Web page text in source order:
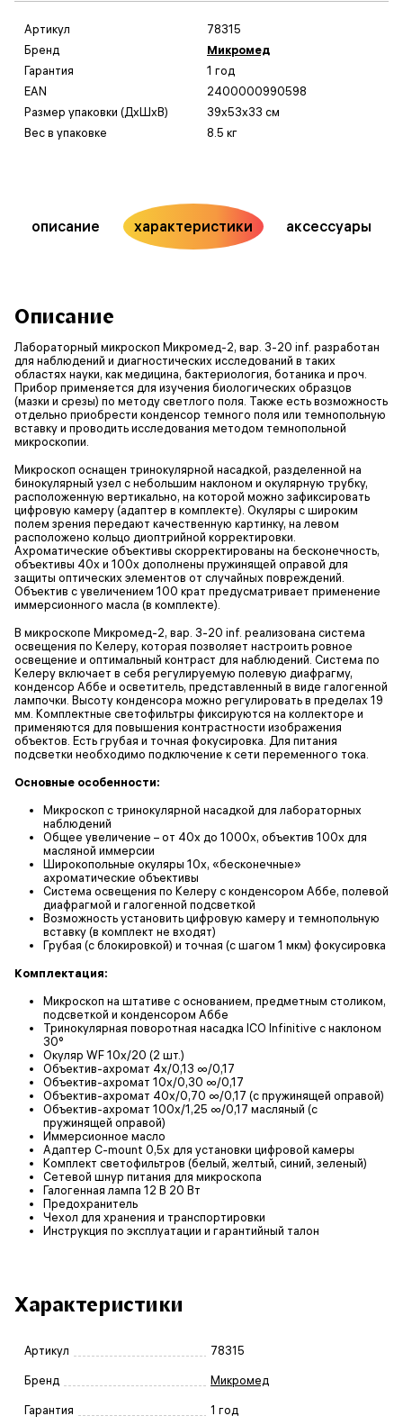
Артикул
78315
Бренд
Микромед
Гарантия
1 год
EAN
2400000990598
Размер упаковки (ДxШxВ)
39x53x33 см
Вес в упаковке
8.5 кг
описание характеристики аксессуары
Описание
Лабораторный микроскоп Микромед-2, вар. 3-20 inf. разработан
для наблюдений и диагностических исследований в таких
областях науки, как медицина, бактериология, ботаника и проч.
Прибор применяется для изучения биологических образцов
(мазки и срезы) по методу светлого поля. Также есть возможность
отдельно приобрести конденсор темного поля или темнопольную
вставку и проводить исследования методом темнопольной
микроскопии.
Микроскоп оснащен тринокулярной насадкой, разделенной на
бинокулярный узел с небольшим наклоном и окулярную трубку,
расположенную вертикально, на которой можно зафиксировать
цифровую камеру (адаптер в комплекте). Окуляры с широким
полем зрения передают качественную картинку, на левом
расположено кольцо диоптрийной корректировки.
Ахроматические объективы скорректированы на бесконечность,
объективы 40х и 100х дополнены пружинящей оправой для
защиты оптических элементов от случайных повреждений.
Объектив с увеличением 100 крат предусматривает применение
иммерсионного масла (в комплекте).
В микроскопе Микромед-2, вар. 3-20 inf. реализована система
освещения по Келеру, которая позволяет настроить ровное
освещение и оптимальный контраст для наблюдений. Система по
Келеру включает в себя регулируемую полевую диафрагму,
конденсор Аббе и осветитель, представленный в виде галогенной
лампочки. Высоту конденсора можно регулировать в пределах 19
мм. Комплектные светофильтры фиксируются на коллекторе и
применяются для повышения контрастности изображения
объектов. Есть грубая и точная фокусировка. Для питания
подсветки необходимо подключение к сети переменного тока.
Основные особенности:
Микроскоп с тринокулярной насадкой для лабораторных
наблюдений
Общее увеличение – от 40х до 1000х, объектив 100х для
масляной иммерсии
Широкопольные окуляры 10х, «бесконечные»
ахроматические объективы
Система освещения по Келеру с конденсором Аббе, полевой
диафрагмой и галогенной подсветкой
Возможность установить цифровую камеру и темнопольную
вставку (в комплект не входят)
Грубая (с блокировкой) и точная (с шагом 1 мкм) фокусировка
Комплектация:
Микроскоп на штативе с основанием, предметным столиком,
подсветкой и конденсором Аббе
Тринокулярная поворотная насадка ICO Infinitive с наклоном
30°
Окуляр WF 10х/20 (2 шт.)
Объектив-ахромат 4х/0,13 ∞/0,17
Объектив-ахромат 10х/0,30 ∞/0,17
Объектив-ахромат 40х/0,70 ∞/0,17 (с пружинящей оправой)
Объектив-ахромат 100х/1,25 ∞/0,17 масляный (с
пружинящей оправой)
Иммерсионное масло
Адаптер C-mount 0,5х для установки цифровой камеры
Комплект светофильтров (белый, желтый, синий, зеленый)
Сетевой шнур питания для микроскопа
Галогенная лампа 12 В 20 Вт
Предохранитель
Чехол для хранения и транспортировки
Инструкция по эксплуатации и гарантийный талон
Характеристики
Артикул 78315
Бренд Микромед
Гарантия 1 год